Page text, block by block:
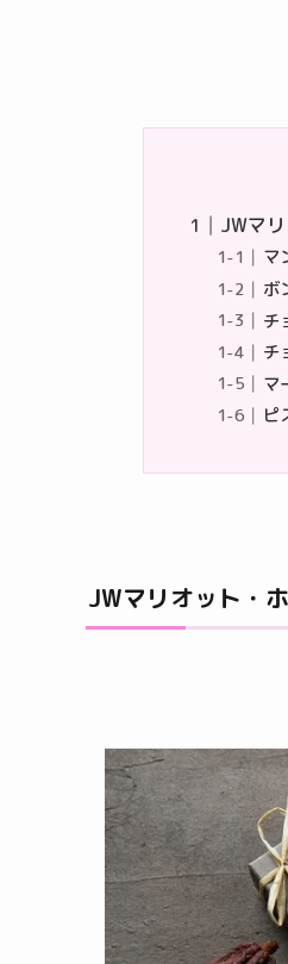
JWマ
マ
ボ
チ
チ
マ
ピ
JWマリオット・